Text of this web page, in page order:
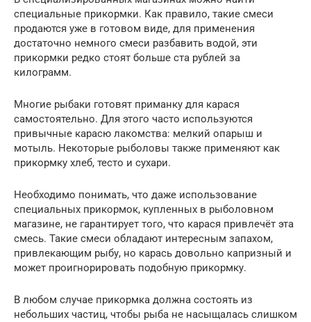
специальные прикормки. Как правило, такие смеси
продаются уже в готовом виде, для применения
достаточно немного смеси разбавить водой, эти
прикормки редко стоят больше ста рублей за
килограмм.
Многие рыбаки готовят приманку для карася
самостоятельно. Для этого часто используются
привычные карасю лакомства: мелкий опарыш и
мотыль. Некоторые рыболовы также применяют как
прикормку хлеб, тесто и сухари.
Необходимо понимать, что даже использование
специальных прикормок, купленных в рыболовном
магазине, не гарантирует того, что карася привлечёт эта
смесь. Такие смеси обладают интересным запахом,
привлекающим рыбу, но карась довольно капризный и
может проигнорировать подобную прикормку.
В любом случае прикормка должна состоять из
небольших частиц, чтобы рыба не насыщалась слишком